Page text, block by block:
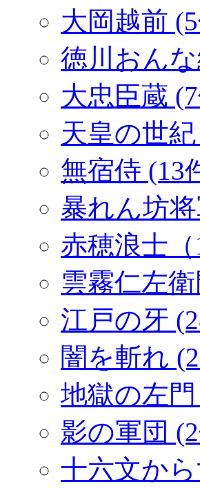
大岡越前
徳川おん
大忠臣蔵
天皇の世
無宿侍 (13
暴れん坊
赤穂浪士
雲霧仁左
江戸の牙
闇を斬れ
地獄の左
影の軍団
十六文か